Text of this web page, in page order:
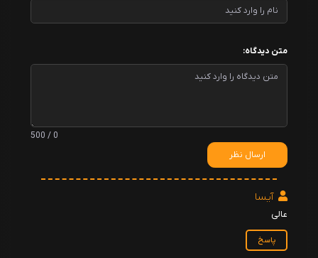
متن دیدگاه:
0 / 500
ارسال نظر
آیسا
عالی
پاسخ
تویگار ایشیکلی